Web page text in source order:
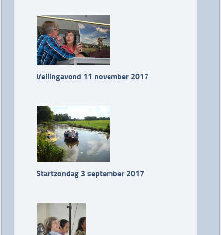
Veilingavond 11 november 2017
Startzondag 3 september 2017